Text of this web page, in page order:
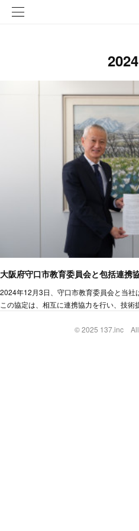
2024
大阪府守口市教育委員会と包括連携
2024年12月3日、守口市教育委員会と当社
この協定は、相互に連携協力を行い、技
©︎ 2025 137.inc All